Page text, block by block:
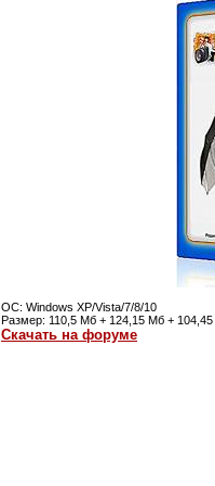
ОС: Windows XP/Vista/7/8/10
Размер: 110,5 Мб + 124,15 Мб +
Скачать на форуме